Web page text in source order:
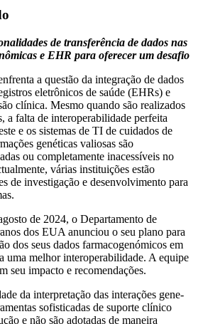
de transferência de dados nas
e EHR para oferecer um desafio
a questão da integração de dados
eletrônicos de saúde (EHRs) e
clínica. Mesmo quando são realizados
a falta de interoperabilidade perfeita
e os sistemas de TI de cuidados de
genéticas valiosas são
ou completamente inacessíveis no
várias instituições estão
de investigação e desenvolvimento para
de 2024, o Departamento de
dos EUA anunciou o seu plano para
dos seus dados farmacogenómicos em
uma melhor interoperabilidade. A equipe
seu impacto e recomendações.
da interpretação das interações gene-
sofisticadas de suporte clínico
e não são adotadas de maneira